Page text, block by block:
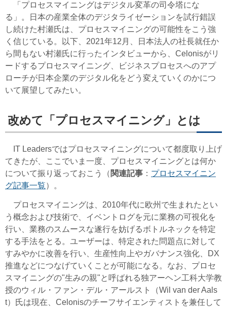
「プロセスマイニングはデジタル変革の司令塔にな
る」。日本の産業全体のデジタライゼーションを試行錯誤
し続けた村瀬氏は、プロセスマイニングの可能性をこう強
く信じている。以下、2021年12月、日本法人の社長就任か
ら間もない村瀬氏に行ったインタビューから、Celonisがリ
ードするプロセスマイニング、ビジネスプロセスへのアプ
ローチが日本企業のデジタル化をどう変えていくのかにつ
いて展望してみたい。
改めて「プロセスマイニング」とは
IT Leadersではプロセスマイニングについて都度取り上げ
てきたが、ここでいま一度、プロセスマイニングとは何か
について振り返っておこう（ 関連記事 ： プロセスマイニン
グ記事一覧）。
プロセスマイニングは、2010年代に欧州で生まれたとい
う概念および技術で、イベントログを元に業務の可視化を
行い、業務のスムースな遂行を妨げるボトルネックを特定
する手法をとる。ユーザーは、特定された問題点に対して
すみやかに改善を行い、生産性向上やガバナンス強化、DX
推進などにつなげていくことが可能になる。なお、プロセ
スマイニングの"生みの親"と呼ばれる独アーヘン工科大学教
授のウィル・ファン・デル・アールスト（Wil van der Aals
t）氏は現在、Celonisのチーフサイエンティストを兼任して